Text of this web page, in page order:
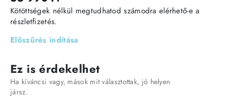
Kötöttségek nélkül megtudhatod számodra elérhető-e a
részletfizetés.
Előszűrés indítása
Ez is érdekelhet
Ha kíváncsi vagy, mások mit választottak, jó helyen
jársz.